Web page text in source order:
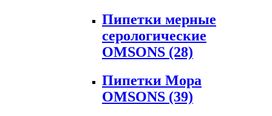
Пипетки мерные
серологические
OMSONS (28)
Пипетки Мора
OMSONS (39)